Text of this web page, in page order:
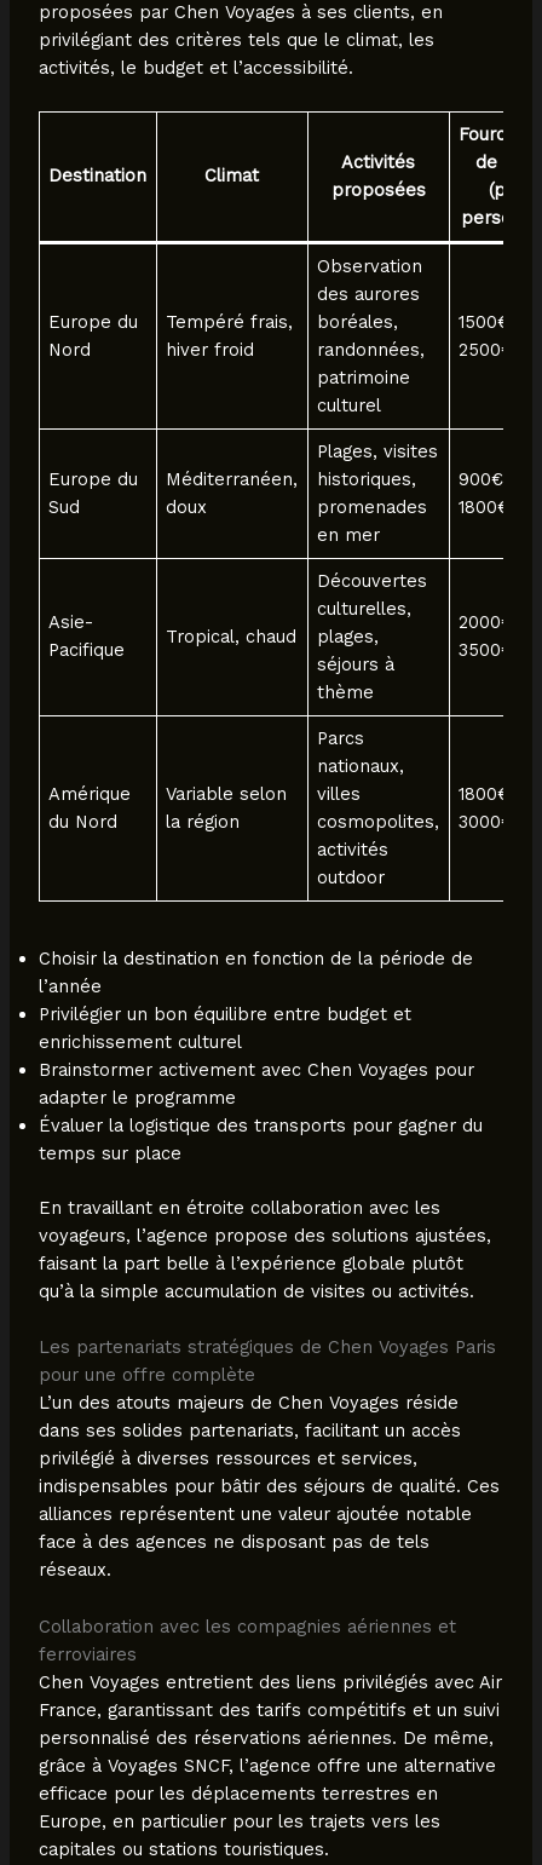
proposées par Chen Voyages à ses clients, en
privilégiant des critères tels que le climat, les
activités, le budget et l’accessibilité.
Destination Climat
Activités
proposées
de prix
(par
Europe du
Nord
Tempéré frais,
hiver froid
Observation
des aurores
boréales,
randonnées,
patrimoine
culturel
1500€ –
2500€
Europe du
Sud
Méditerranéen,
doux
Plages, visites
historiques,
promenades
en mer
900€ –
1800€
Asie-
Pacifique
Tropical, chaud
Découvertes
culturelles,
plages,
séjours à
thème
2000€ –
3500€
Amérique
du Nord
Variable selon
la région
Parcs
nationaux,
villes
cosmopolites,
activités
outdoor
1800€ –
3000€
Choisir la destination en fonction de la période de
l’année
Privilégier un bon équilibre entre budget et
enrichissement culturel
Brainstormer activement avec Chen Voyages pour
adapter le programme
Évaluer la logistique des transports pour gagner du
temps sur place
En travaillant en étroite collaboration avec les
voyageurs, l’agence propose des solutions ajustées,
faisant la part belle à l’expérience globale plutôt
qu’à la simple accumulation de visites ou activités.
Les partenariats stratégiques de Chen Voyages Paris
pour une offre complète
L’un des atouts majeurs de Chen Voyages réside
dans ses solides partenariats, facilitant un accès
privilégié à diverses ressources et services,
indispensables pour bâtir des séjours de qualité. Ces
alliances représentent une valeur ajoutée notable
face à des agences ne disposant pas de tels
réseaux.
Collaboration avec les compagnies aériennes et
ferroviaires
Chen Voyages entretient des liens privilégiés avec Air
France, garantissant des tarifs compétitifs et un suivi
personnalisé des réservations aériennes. De même,
grâce à Voyages SNCF, l’agence offre une alternative
efficace pour les déplacements terrestres en
Europe, en particulier pour les trajets vers les
capitales ou stations touristiques.